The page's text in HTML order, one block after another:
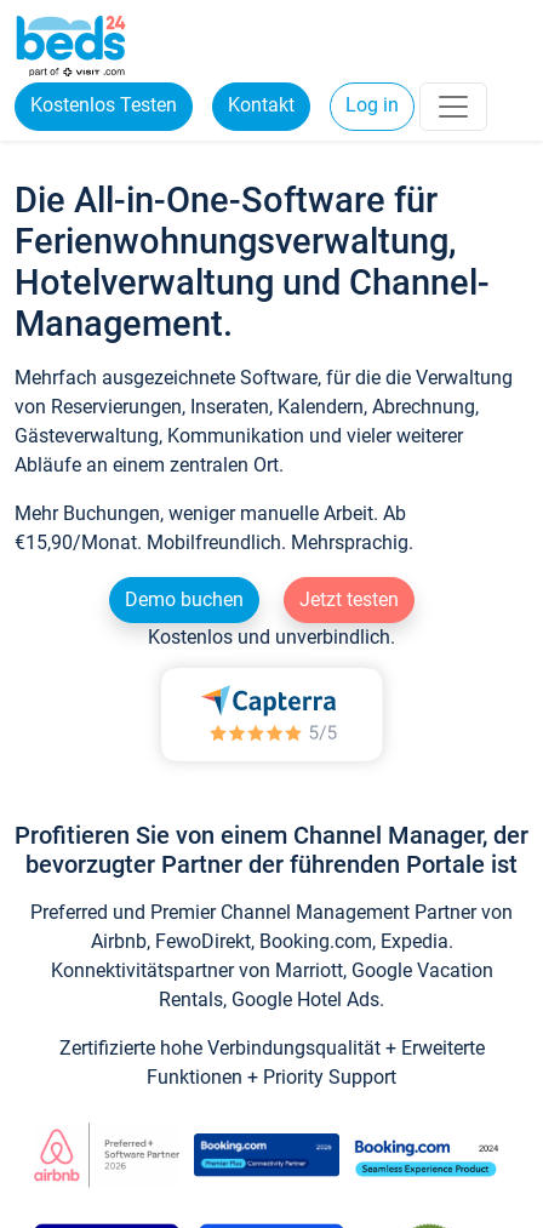
Kostenlos Testen Kontakt Log in
Die All-in-One-Software für
Ferienwohnungsverwaltung,
Hotelverwaltung und Channel-
Management.
Mehrfach ausgezeichnete Software, für die die Verwaltung
von Reservierungen, Inseraten, Kalendern, Abrechnung,
Gästeverwaltung, Kommunikation und vieler weiterer
Abläufe an einem zentralen Ort.
Mehr Buchungen, weniger manuelle Arbeit. Ab
€15,90/Monat. Mobilfreundlich. Mehrsprachig.
Demo buchen
Jetzt testen
Kostenlos und unverbindlich.
Profitieren Sie von einem Channel Manager, der
bevorzugter Partner der führenden Portale ist
Preferred und Premier Channel Management Partner von
Airbnb, FewoDirekt, Booking.com, Expedia.
Konnektivitätspartner von Marriott, Google Vacation
Rentals, Google Hotel Ads.
Zertifizierte hohe Verbindungsqualität + Erweiterte
Funktionen + Priority Support